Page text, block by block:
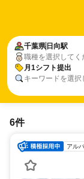
千葉県 日向駅
職種を選択してく
月1シフト提出
キーワードを選
6件
アル